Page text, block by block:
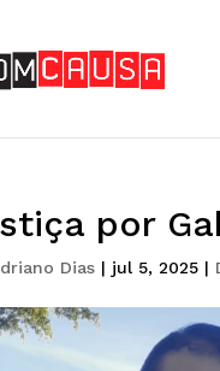
por
Dias | jul 5, 2025 |